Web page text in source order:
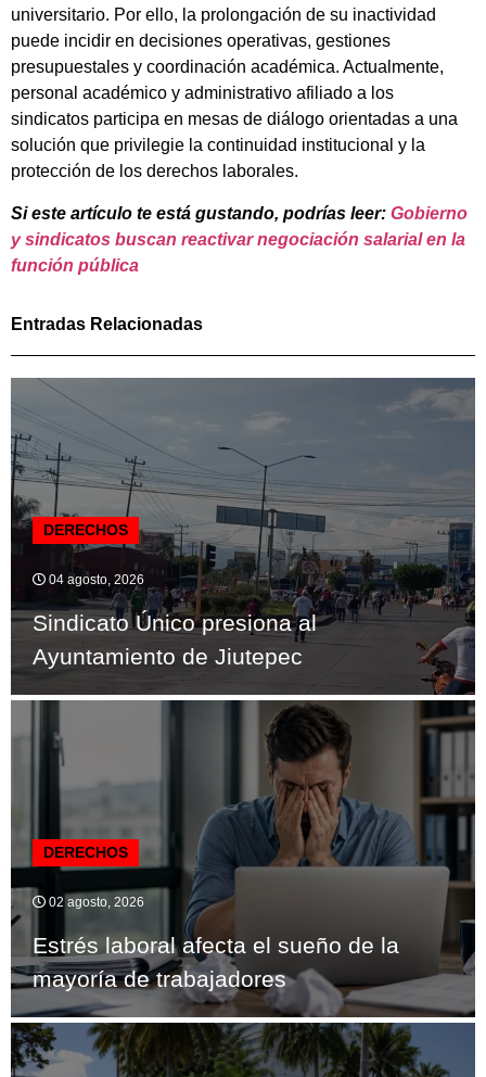
universitario. Por ello, la prolongación de su inactividad
puede incidir en decisiones operativas, gestiones
presupuestales y coordinación académica. Actualmente,
personal académico y administrativo afiliado a los
sindicatos participa en mesas de diálogo orientadas a una
solución que privilegie la continuidad institucional y la
protección de los derechos laborales.
Si este artículo te está gustando, podrías leer: Gobierno
y sindicatos buscan reactivar negociación salarial en la
función pública
Entradas Relacionadas
DERECHOS
04 agosto, 2026
Sindicato Único presiona al
Ayuntamiento de Jiutepec
DERECHOS
02 agosto, 2026
Estrés laboral afecta el sueño de la
mayoría de trabajadores